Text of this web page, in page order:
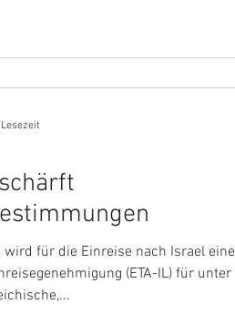
für die Einreise nach Israel eine
(ETA-IL) für unter